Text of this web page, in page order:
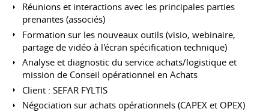
Réunions et interactions avec les principales parties
prenantes (associés)
Formation sur les nouveaux outils (visio, webinaire,
partage de vidéo à l'écran spécification technique)
Analyse et diagnostic du service achats/logistique et
mission de Conseil opérationnel en Achats
Client : SEFAR FYLTIS
Négociation sur achats opérationnels (CAPEX et OPEX)